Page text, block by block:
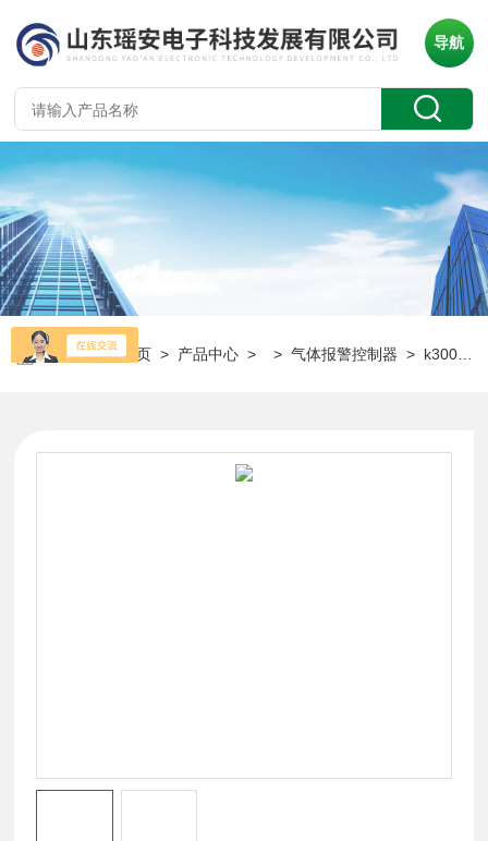
导航
当前位置：首页 > 产品中心 > >气体报警控制器 > k300瑶安气体探测控制器-8路主机（升级版）